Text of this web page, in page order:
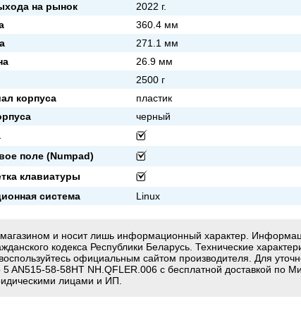
на рынок
2022 г.
360.4 мм
271.1 мм
26.9 мм
2500 г
корпуса
пластик
черный
поле (Numpad)
клавиатуры
система
Linux
и носит лишь информационный характер.
кодекса Республики Беларусь. Технические
официальным сайтом производителя. Для
AN515-58-58HT NH.QFLER.006 с бесплатной доставкой по
лицами и ИП.